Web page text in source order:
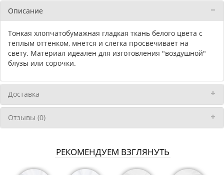
Описание
Тонкая хлопчатобумажная гладкая ткань белого цвета с
теплым оттенком, мнется и слегка просвечивает на
свету. Материал идеален для изготовления "воздушной"
блузы или сорочки.
Доставка
Отзывы (0)
РЕКОМЕНДУЕМ ВЗГЛЯНУТЬ